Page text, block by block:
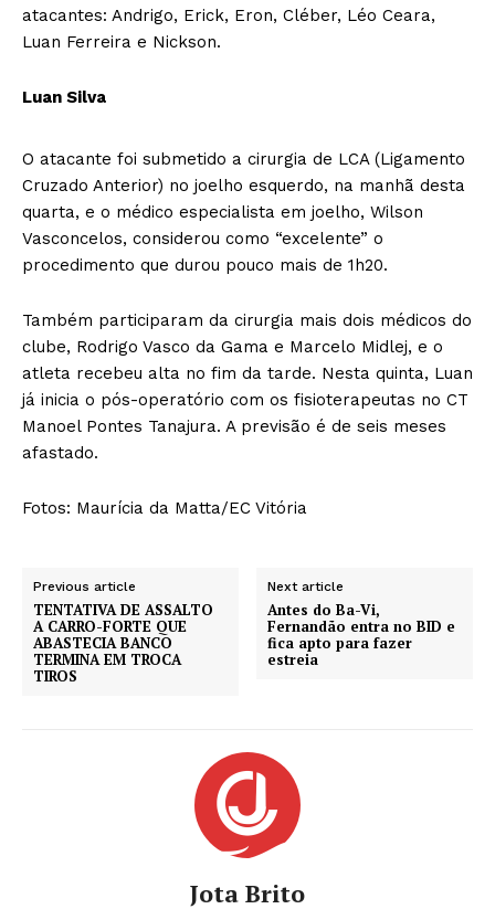
atacantes: Andrigo, Erick, Eron, Cléber, Léo Ceara,
Luan Ferreira e Nickson.
Luan Silva
O atacante foi submetido a cirurgia de LCA (Ligamento
Cruzado Anterior) no joelho esquerdo, na manhã desta
quarta, e o médico especialista em joelho, Wilson
Vasconcelos, considerou como “excelente” o
procedimento que durou pouco mais de 1h20.
Também participaram da cirurgia mais dois médicos do
clube, Rodrigo Vasco da Gama e Marcelo Midlej, e o
atleta recebeu alta no fim da tarde. Nesta quinta, Luan
já inicia o pós-operatório com os fisioterapeutas no CT
Manoel Pontes Tanajura. A previsão é de seis meses
afastado.
Fotos: Maurícia da Matta/EC Vitória
Previous article
TENTATIVA DE ASSALTO
A CARRO-FORTE QUE
ABASTECIA BANCO
TERMINA EM TROCA
TIROS
Next article
Antes do Ba-Vi,
Fernandão entra no BID e
fica apto para fazer
estreia
Jota Brito